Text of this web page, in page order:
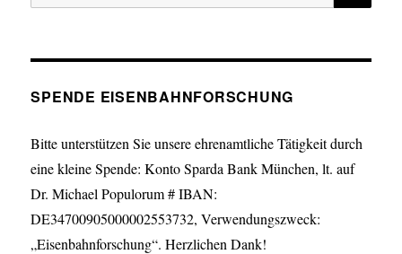
nach:
SPENDE EISENBAHNFORSCHUNG
Bitte unterstützen Sie unsere ehrenamtliche Tätigkeit durch
eine kleine Spende: Konto Sparda Bank München, lt. auf
Dr. Michael Populorum # IBAN:
DE34700905000002553732, Verwendungszweck:
„Eisenbahnforschung“. Herzlichen Dank!